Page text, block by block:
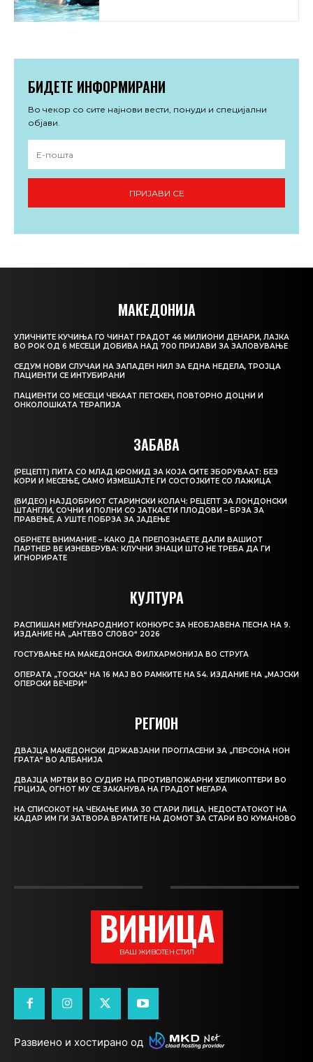
БИДЕТЕ ИНФОРМИРАНИ
Во чекор со сите најнови вести, понуди и специјални
објави.
ПРИЈАВИ СЕ
МАКЕДОНИЈА
УЛИЧНИТЕ КУЧИЊА ГО ЧИНАТ ГРАДОТ 46 МИЛИОНИ ДЕНАРИ, ЛАЈКА
ВО РОК ОД 6 МЕСЕЦИ ДОБИВА НАД 700 ПРИЈАВИ ЗА ЗАЛОВУВАЊЕ
СЕДУМ НОВИ СЛУЧАИ НА ЗАПАДЕН НИЛ ЗА ЕДНА НЕДЕЛА, ТРОЈЦА
ПАЦИЕНТИ СЕ ИНТУБИРАНИ
ПАЦИЕНТИ СО МЕСЕЦИ ЧЕКААТ ПЕТСКЕН, ПОВТОРНО ДОЦНИ И
ОНКОЛОШКАТА ТЕРАПИЈА
ЗАБАВА
(РЕЦЕПТ) ПИТА СО МЛАД КРОМИД ЗА КОЈА СИТЕ ЗБОРУВААТ: БЕЗ
КОРИ И МЕСЕЊЕ, САМО ИЗМЕШАЈТЕ ГИ СОСТОЈКИТЕ СО ЛАЖИЦА
(ВИДЕО) НАЈДОБРИОТ СТАРИНСКИ КОЛАЧ: РЕЦЕПТ ЗА ЛОНДОНСКИ
ШТАНГЛИ, СОЧНИ И ПОЛНИ СО ЈАТКАСТИ ПЛОДОВИ – БРЗА ЗА
ПРАВЕЊЕ, А УШТЕ ПОБРЗА ЗА ЈАДЕЊЕ
ОБРНЕТЕ ВНИМАНИЕ – КАКО ДА ПРЕПОЗНАЕТЕ ДАЛИ ВАШИОТ
ПАРТНЕР ВЕ ИЗНЕВЕРУВА: КЛУЧНИ ЗНАЦИ ШТО НЕ ТРЕБА ДА ГИ
ИГНОРИРАТЕ
КУЛТУРА
РАСПИШАН МЕЃУНАРОДНИОТ КОНКУРС ЗА НЕОБЈАВЕНА ПЕСНА НА 9.
ИЗДАНИЕ НА „АНТЕВО СЛОВО“ 2026
ГОСТУВАЊЕ НА МАКЕДОНСКА ФИЛХАРМОНИЈА ВО СТРУГА
ОПЕРАТА „ТОСКА“ НА 16 МАЈ ВО РАМКИТЕ НА 54. ИЗДАНИЕ НА „МАЈСКИ
ОПЕРСКИ ВЕЧЕРИ“
РЕГИОН
ДВАЈЦА МАКЕДОНСКИ ДРЖАВЈАНИ ПРОГЛАСЕНИ ЗА „ПЕРСОНА НОН
ГРАТА“ ВО АЛБАНИЈА
ДВАЈЦА МРТВИ ВО СУДИР НА ПРОТИВПОЖАРНИ ХЕЛИКОПТЕРИ ВО
ГРЦИЈА, ОГНОТ МУ СЕ ЗАКАНУВА НА ГРАДОТ МЕГАРА
НА СПИСОКОТ НА ЧЕКАЊЕ ИМА 30 СТАРИ ЛИЦА, НЕДОСТАТОКОТ НА
КАДАР ИМ ГИ ЗАТВОРА ВРАТИТЕ НА ДОМОТ ЗА СТАРИ ВО КУМАНОВО
ВИНИЦА
ВАШ ЖИВОТЕН СТИЛ
Развиено и хостирано од